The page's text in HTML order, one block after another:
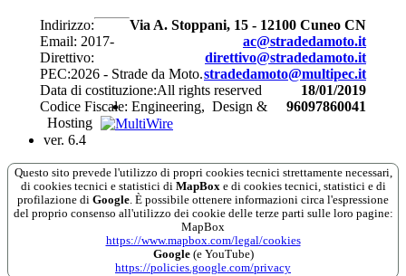
Indirizzo:
Via A. Stoppani, 15 - 12100 Cuneo CN
Email:
ac@stradedamoto.it
Direttivo:
direttivo@stradedamoto.it
PEC:
stradedamoto@multipec.it
Data di costituzione:
18/01/2019
Codice Fiscale:
96097860041
2017-
2026 - Strade da Moto.
All rights reserved
Engineering, Design &
Hosting
ver. 6.4
Questo sito prevede l'utilizzo di propri cookies tecnici strettamente necessari,
di cookies tecnici e statistici di MapBoxe di cookies tecnici, statistici e di
profilazione di Google. È possibile ottenere informazioni circa l'espressione
del proprio consenso all'utilizzo dei cookie delle terze parti sulle loro pagine:
MapBox
https://www.mapbox.com/legal/cookies
Google(e YouTube)
https://policies.google.com/privacy